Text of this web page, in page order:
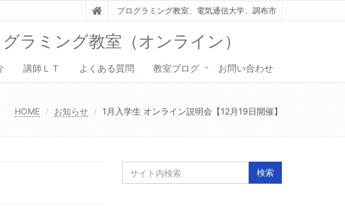
プログラミング教室、電気通信大学、調布市
ラミング教室（オンライン）
講師ＬＴ よくある質問 教室ブログ お問い合わせ
HOME お知らせ 1月入学生 オンライン説明会【12月19日開催】